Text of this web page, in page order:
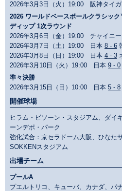
2026年3月3日（火）19:00 阪神タイガ
2026 ワールドベースボールクラシッ
ディップ 1次ラウンド
2026年3月6日（金）19:00 チャイニー
2026年3月7日（土）19:00 日本 8 - 6
2026年3月8日（日）19:00 日本 4 - 3
2026年3月10日（火）19:00 日本 9 - 0
準々決勝
2026年3月15日（日）10:00 日本 5 - 8
開催球場
ヒラム・ビソーン・スタジアム、ダイ
ーンデポ・パーク
強化試合：京セラドーム大阪、ひなた
SOKKENスタジアム
出場チーム
プールA
プエルトリコ、キューバ、カナダ、パ